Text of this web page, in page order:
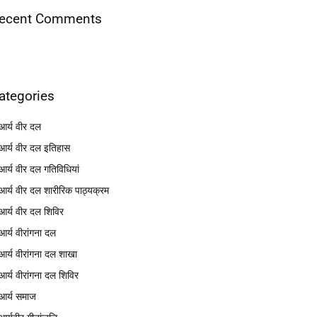
Comments
वीर दल
वीर दल इतिहास
वीर दल गतिविधियां
वीर दल शारीरिक पाठ्यक्रम
वीर दल शिविर
वीरांगना दल
वीरांगना दल शाखा
वीरांगना दल शिविर
समाज